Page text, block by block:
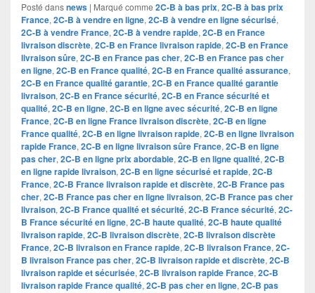
Posté dansnews | Marqué comme 2C-B à bas prix, 2C-B à bas prix
France, 2C-B à vendre en ligne, 2C-B à vendre en ligne sécurisé,
2C-B à vendre France, 2C-B à vendre rapide, 2C-B en France
livraison discrète, 2C-B en France livraison rapide, 2C-B en France
livraison sûre, 2C-B en France pas cher, 2C-B en France pas cher
en ligne, 2C-B en France qualité, 2C-B en France qualité assurance,
2C-B en France qualité garantie, 2C-B en France qualité garantie
livraison, 2C-B en France sécurité, 2C-B en France sécurité et
qualité, 2C-B en ligne, 2C-B en ligne avec sécurité, 2C-B en ligne
France, 2C-B en ligne France livraison discrète, 2C-B en ligne
France qualité, 2C-B en ligne livraison rapide, 2C-B en ligne livraison
rapide France, 2C-B en ligne livraison sûre France, 2C-B en ligne
pas cher, 2C-B en ligne prix abordable, 2C-B en ligne qualité, 2C-B
en ligne rapide livraison, 2C-B en ligne sécurisé et rapide, 2C-B
France, 2C-B France livraison rapide et discrète, 2C-B France pas
cher, 2C-B France pas cher en ligne livraison, 2C-B France pas cher
livraison, 2C-B France qualité et sécurité, 2C-B France sécurité, 2C-
B France sécurité en ligne, 2C-B haute qualité, 2C-B haute qualité
livraison rapide, 2C-B livraison discrète, 2C-B livraison discrète
France, 2C-B livraison en France rapide, 2C-B livraison France, 2C-
B livraison France pas cher, 2C-B livraison rapide et discrète, 2C-B
livraison rapide et sécurisée, 2C-B livraison rapide France, 2C-B
livraison rapide France qualité, 2C-B pas cher en ligne, 2C-B pas